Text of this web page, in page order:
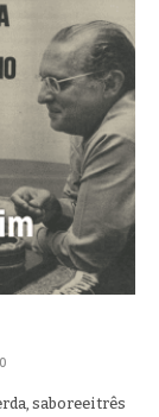
0
saboreei três